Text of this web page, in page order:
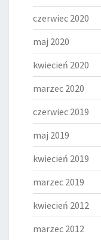
czerwiec 2020
maj 2020
kwiecień 2020
marzec 2020
czerwiec 2019
maj 2019
kwiecień 2019
marzec 2019
kwiecień 2012
marzec 2012